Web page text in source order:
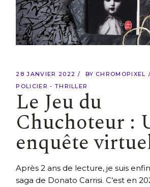
28 JANVIER 2022 BY CHROMOPIXEL
POLICIER - THRILLER
Le Jeu du
Chuchoteur :
enquête
Après 2 ans de lecture, je suis
saga de Donato Carrisi. C’est en